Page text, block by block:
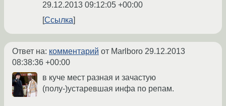
29.12.2013 09:12:05 +00:00
Ссылка
Ответ на: комментарий от Marlboro 29.12.2013
08:38:36 +00:00
в куче мест разная и зачастую
(полу-)устаревшая инфа по репам.